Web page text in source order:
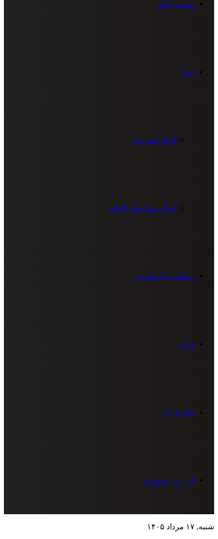
صفحه اصلی
اخبار
اخبار استان‌ها
اخبار سبک‌های کاراته
یادداشت اختصاصی
ویدیو
لیگ کاراته
گزارش تصویری
شنبه, ۱۷ مرداد ۱۴۰۵